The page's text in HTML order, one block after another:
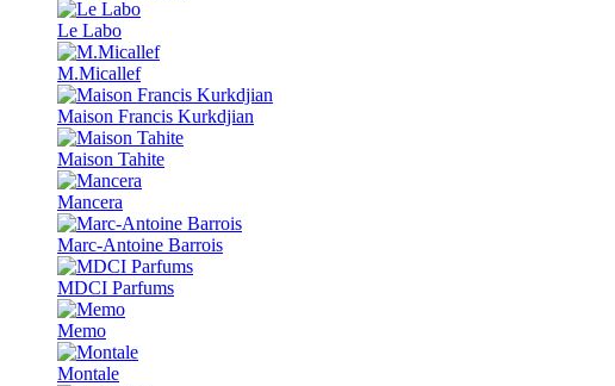
Le Labo
M.Micallef
Maison Francis Kurkdjian
Maison Tahite
Mancera
Marc-Antoine Barrois
MDCI Parfums
Memo
Montale